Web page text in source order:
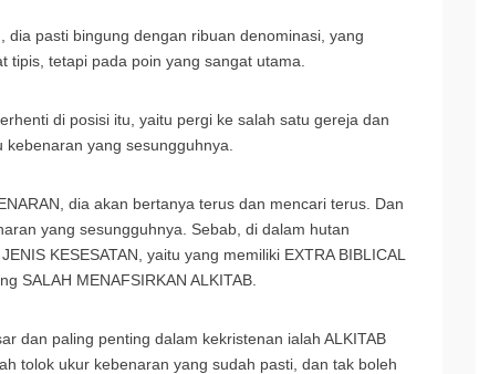
pasti bingung dengan ribuan denominasi, yang
tetapi pada poin yang sangat utama.
di posisi itu, yaitu pergi ke salah satu gereja dan
yang sesungguhnya.
dia akan bertanya terus dan mencari terus. Dan
yang sesungguhnya. Sebab, di dalam hutan
KESESATAN, yaitu yang memiliki EXTRA BIBLICAL
SALAH MENAFSIRKAN ALKITAB.
dan paling penting dalam kekristenan ialah ALKITAB
tolok ukur kebenaran yang sudah pasti, dan tak boleh